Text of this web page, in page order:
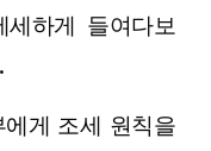
세하게 들여다보
게 조세 원칙을